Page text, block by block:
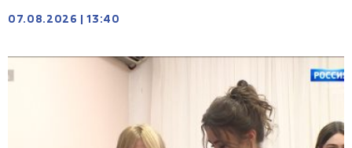
07.08.2026 13:40